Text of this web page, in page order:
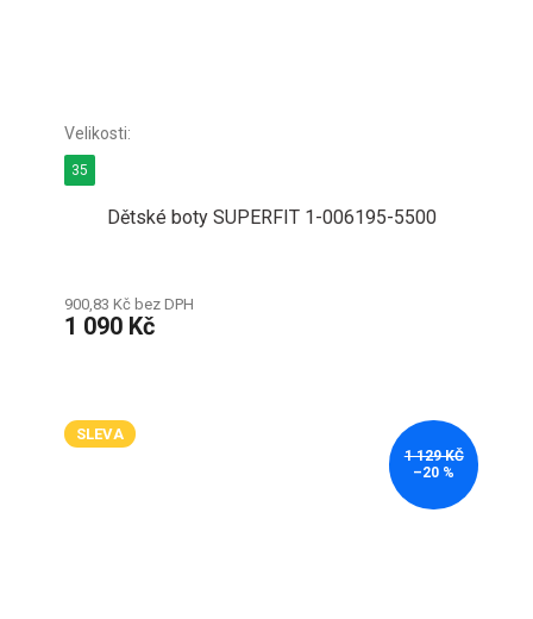
Dětské boty SUPERFIT 1-006195-5500
900,83 Kč bez DPH
1 090 Kč
35
SLEVA
1 129 KČ
–20 %